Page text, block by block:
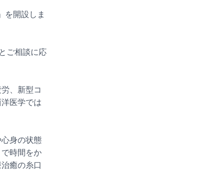
を開設しま
ご相談に応
、新型コ
医学では
身の状態
時間をか
癒の糸口